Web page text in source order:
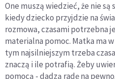
One muszą wiedzieć, że nie są
kiedy dziecko przyjdzie na
rozmowa, czasami potrzebna
materialna pomoc. Matka ma
tym najsilniejszym trzeba
znaczą i ile potrafią. Żeby
pomocą - dadzą radę na